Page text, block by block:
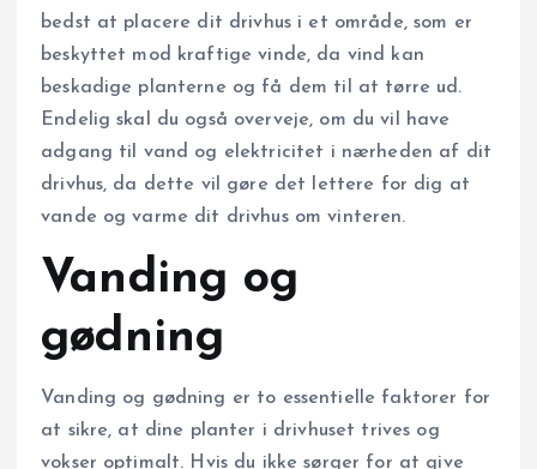
bedst at placere dit drivhus i et område, som er
beskyttet mod kraftige vinde, da vind kan
beskadige planterne og få dem til at tørre ud.
Endelig skal du også overveje, om du vil have
adgang til vand og elektricitet i nærheden af dit
drivhus, da dette vil gøre det lettere for dig at
vande og varme dit drivhus om vinteren.
Vanding og
gødning
Vanding og gødning er to essentielle faktorer for
at sikre, at dine planter i drivhuset trives og
vokser optimalt. Hvis du ikke sørger for at give